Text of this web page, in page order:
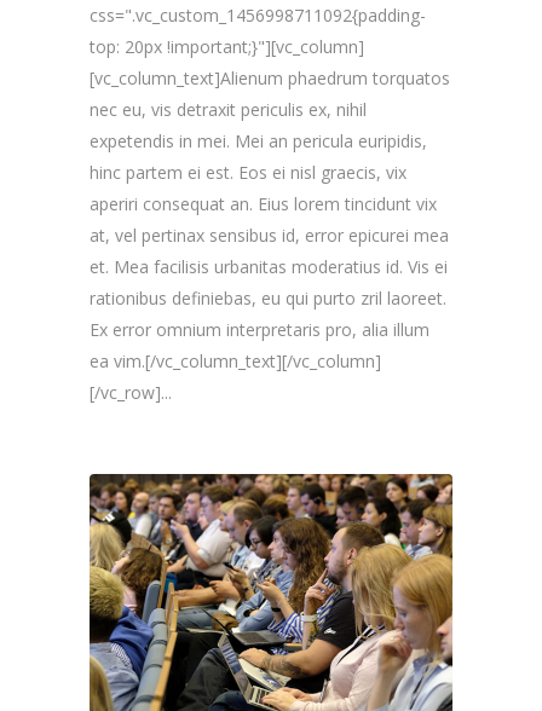
css=".vc_custom_1456998711092{padding-
top: 20px !important;}"][vc_column]
[vc_column_text]Alienum phaedrum torquatos
nec eu, vis detraxit periculis ex, nihil
expetendis in mei. Mei an pericula euripidis,
hinc partem ei est. Eos ei nisl graecis, vix
aperiri consequat an. Eius lorem tincidunt vix
at, vel pertinax sensibus id, error epicurei mea
et. Mea facilisis urbanitas moderatius id. Vis ei
rationibus definiebas, eu qui purto zril laoreet.
Ex error omnium interpretaris pro, alia illum
ea vim.[/vc_column_text][/vc_column]
[/vc_row]...